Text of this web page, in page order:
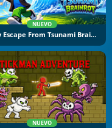
NUEVO
Obby Escape From Tsunami Brainrot
NUEVO